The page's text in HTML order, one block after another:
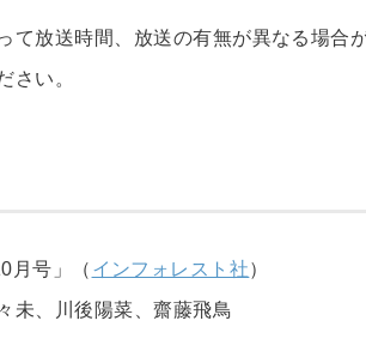
て放送時間、放送の有無が異なる場合
さい。
月号」（ インフォレスト社）
未、川後陽菜、齋藤飛鳥